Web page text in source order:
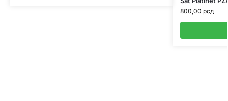
800,00 рсд